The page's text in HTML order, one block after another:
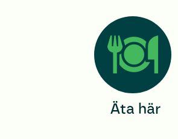
Äta här